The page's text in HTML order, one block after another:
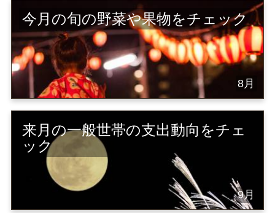
今月の旬の野菜や果物をチェック
8月
来月の一般世帯の支出動向をチェ
ック
9月